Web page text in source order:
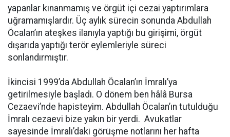
yapanlar kınanmamış ve örgüt içi cezai yaptırımlara
uğramamışlardır. Üç aylık sürecin sonunda Abdullah
Öcalan’ın ateşkes ilanıyla yaptığı bu girişimi, örgüt
dışarıda yaptığı terör eylemleriyle süreci
sonlandırmıştır.
İkincisi 1999’da Abdullah Öcalan’ın İmralı’ya
getirilmesiyle başladı. O dönem ben hâlâ Bursa
Cezaevi’nde hapisteyim. Abdullah Öcalan’ın tutulduğu
İmralı cezaevi bize yakın bir yerdi. Avukatlar
sayesinde İmralı’daki görüşme notlarını her hafta